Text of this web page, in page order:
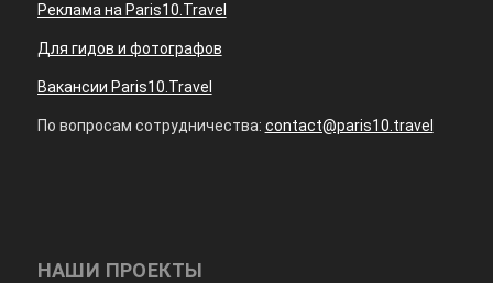
Реклама на Paris10.Travel
Для гидов и фотографов
Вакансии Paris10.Travel
По вопросам сотрудничества: contact@paris10.travel
НАШИ ПРОЕКТЫ